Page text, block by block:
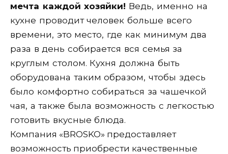
мечта каждой хозяйки! Ведь, именно на
кухне проводит человек больше всего
времени, это место, где как минимум два
раза в день собирается вся семья за
круглым столом. Кухня должна быть
оборудована таким образом, чтобы здесь
было комфортно собираться за чашечкой
чая, а также была возможность с легкостью
готовить вкусные блюда.
Компания «BROSKO» предоставляет
возможность приобрести качественные